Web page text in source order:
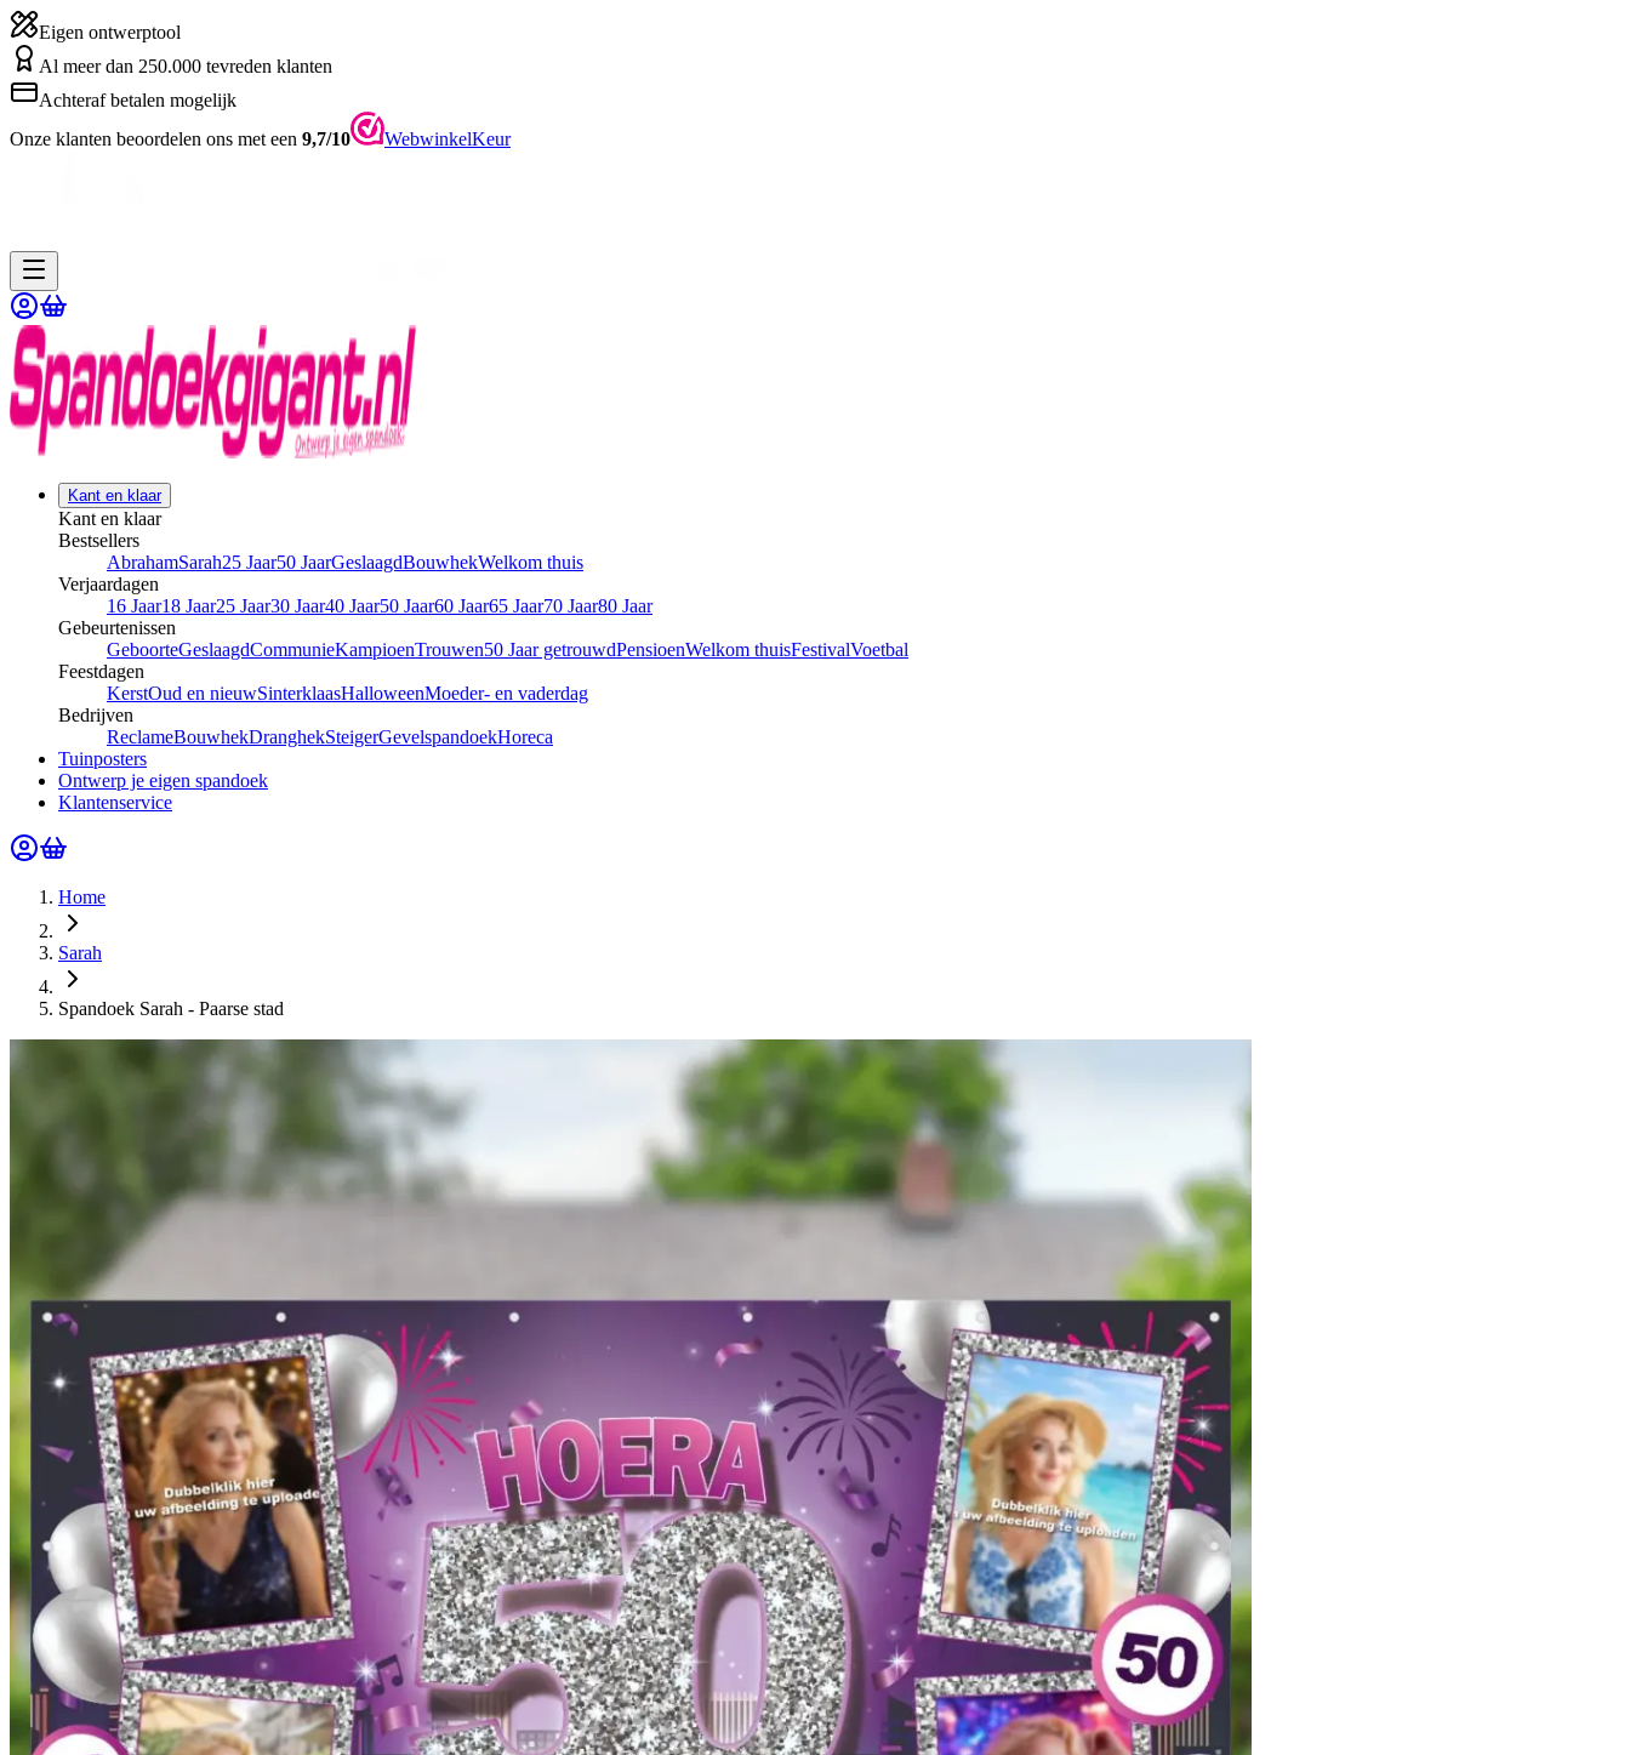
Eigen ontwerptool
Al meer dan 250.000 tevreden klanten
Achteraf betalen mogelijk
Onze klanten beoordelen ons met een 9,7/10 WebwinkelKeur
Kant en klaar
Kant en klaar
Bestsellers
AbrahamSarah25 Jaar50 JaarGeslaagdBouwhekWelkom thuis
Verjaardagen
16 Jaar18 Jaar25 Jaar30 Jaar40 Jaar50 Jaar60 Jaar65 Jaar70 Jaar80 Jaar
Gebeurtenissen
GeboorteGeslaagdCommunieKampioenTrouwen50 Jaar getrouwdPensioenWelkom thuisFestivalVoetbal
Feestdagen
KerstOud en nieuwSinterklaasHalloweenMoeder- en vaderdag
Bedrijven
ReclameBouwhekDranghekSteigerGevelspandoekHoreca
Tuinposters
Ontwerp je eigen spandoek
Klantenservice
Home
Sarah
Spandoek Sarah - Paarse stad